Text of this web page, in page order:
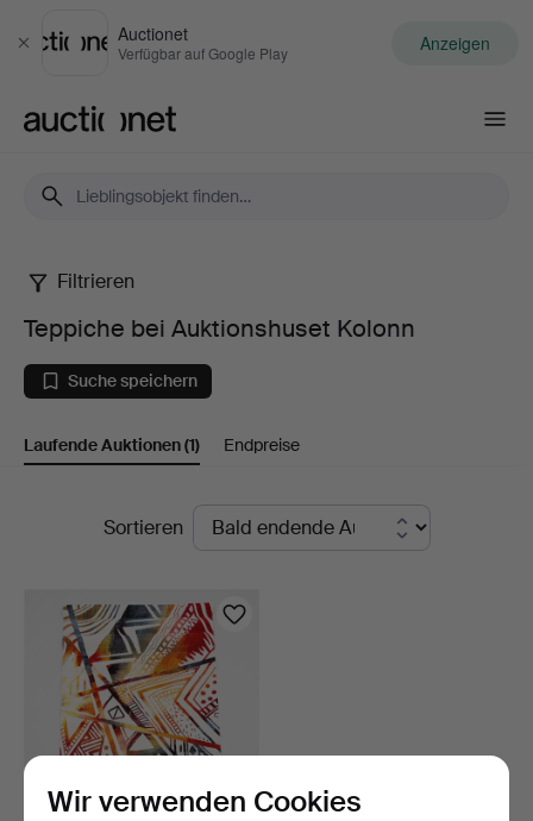
Schließen
Auctionet
Verfügbar auf Google Play Anzeigen
Teppiche
bei
Auktionshuset
Kolonn
Filtrieren
Teppiche bei Auktionshuset Kolonn
Suche speichern
Laufende Auktionen(1) Endpreise
LaufendeSortieren
Wir verwenden Cookies